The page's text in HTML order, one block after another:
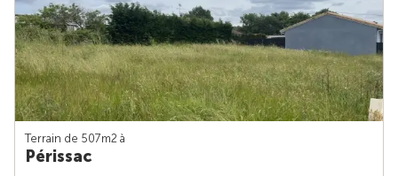
Terrain de 507m2 à
Périssac